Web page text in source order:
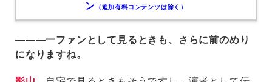
ン （追加有料コンテンツは除く）
―――一ファンとして見るときも、さらに前のめり
になりますね。